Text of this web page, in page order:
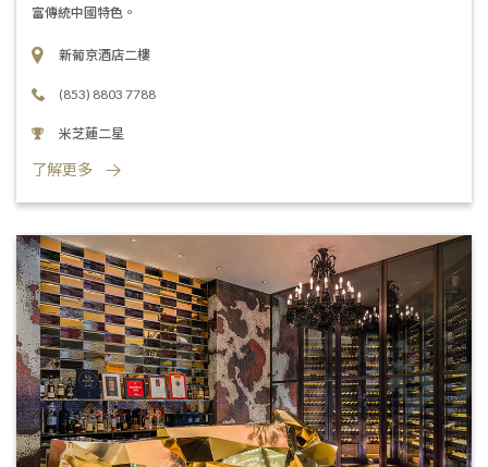
富傳統中國特色。
新葡京酒店二樓
(853) 8803 7788
米芝蓮二星
了解更多